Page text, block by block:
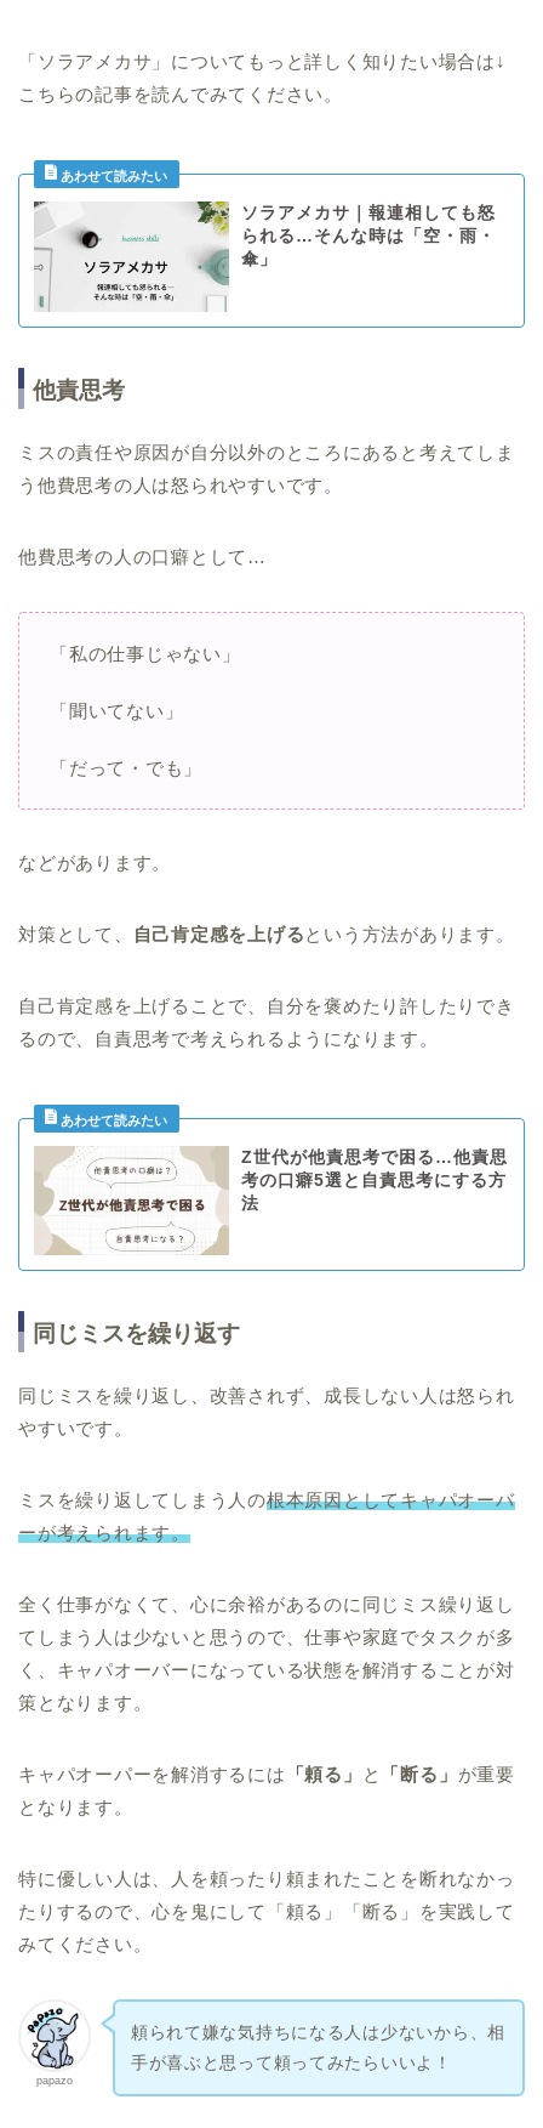
「ソラアメカサ」についてもっと詳しく知りたい場合は↓
こちらの記事を読んでみてください。
ソラアメカサ｜報連相しても怒
られる…そんな時は「空・雨・
傘」
他責思考
ミスの責任や原因が自分以外のところにあると考えてしま
う他費思考の人は怒られやすいです。
他費思考の人の口癖として…
「私の仕事じゃない」
「聞いてない」
「だって・でも」
などがあります。
対策として、 自己肯定感を上げるという方法があります。
自己肯定感を上げることで、自分を褒めたり許したりでき
るので、自責思考で考えられるようになります。
Z世代が他責思考で困る…他責思
考の口癖5選と自責思考にする方
法
同じミスを繰り返す
同じミスを繰り返し、改善されず、成長しない人は怒られ
やすいです。
ミスを繰り返してしまう人の根本原因としてキャパオーバ
ーが考えられます。
全く仕事がなくて、心に余裕があるのに同じミス繰り返し
てしまう人は少ないと思うので、仕事や家庭でタスクが多
く、キャパオーバーになっている状態を解消することが対
策となります。
キャパオーパーを解消するには 「頼る」 と 「断る」 が重要
となります。
特に優しい人は、人を頼ったり頼まれたことを断れなかっ
たりするので、心を鬼にして「頼る」「断る」を実践して
みてください。
papazo
頼られて嫌な気持ちになる人は少ないから、相
手が喜ぶと思って頼ってみたらいいよ！